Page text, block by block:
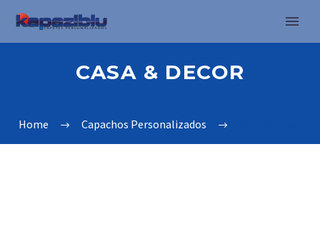
CASA & DECOR
Home Capachos Personalizados